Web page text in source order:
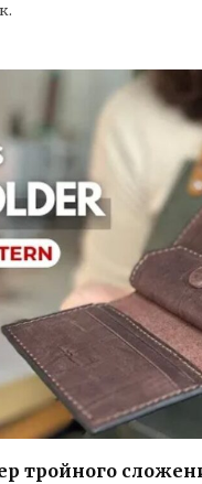
тройного